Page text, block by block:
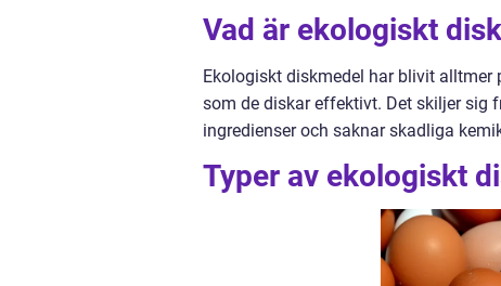
Vad är ekologiskt
Ekologiskt diskmedel har blivit
som de diskar effektivt. Det skiljer sig
ingredienser och saknar skadliga
Typer av ekologiskt